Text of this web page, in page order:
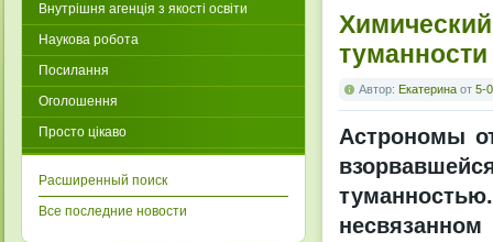
туманности
Автор: Екатерина от 5-
Астрономы
Внутрішня агенція з якості освіти
Наукова робота
Посилання
Оголошення
Просто цікаво
Расширенный поиск
Все последние новости